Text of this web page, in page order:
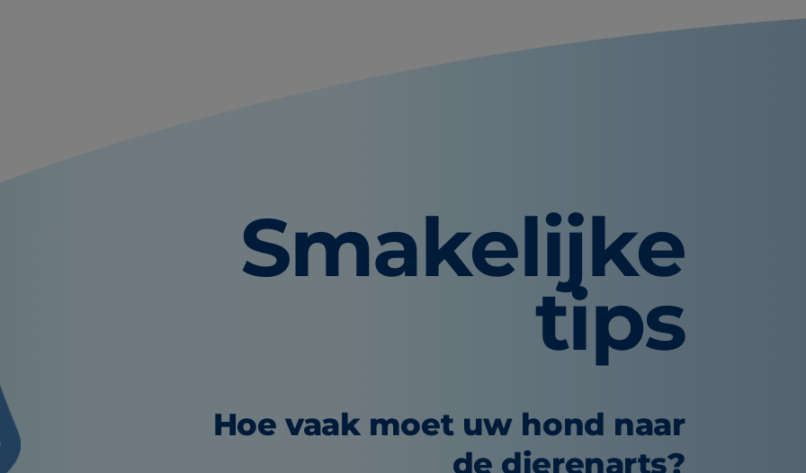
Smakelijke
tips
Hoe vaak moet uw hond naar
de dierenarts?